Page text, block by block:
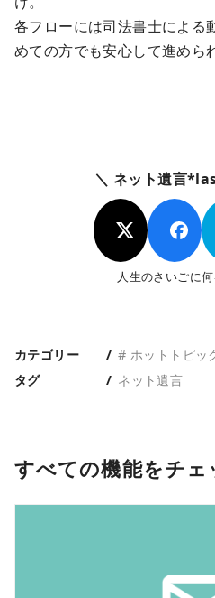
各フローには司法書士による
めての方でも安心して進めら
＼ ネット遺言
人生のさいごに
カテゴリー
# ホットトピッ
タグ
ネット遺言
すべての機能をチェ